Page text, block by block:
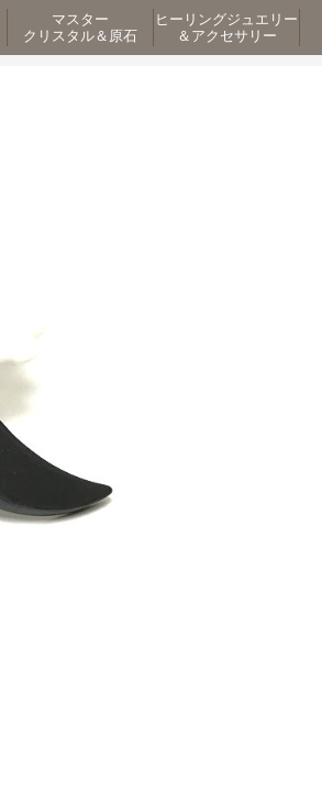
マスター
クリスタル＆原石
ヒーリングジュエリー
＆アクセサリー